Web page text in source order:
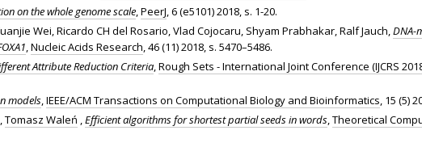
on the whole genome scale PeerJ , 6 (e5101) 2018, s. 1-20.
Wei, Ricardo CH del Rosario, Vlad Cojocaru, Shyam Prabhakar, Ralf Jauch, DNA-
Nucleic Acids Research , 46 (11) 2018, s. 5470–5486.
Attribute Reduction Criteria Rough Sets - International Joint Conference (IJCRS
models IEEE/ACM Transactions on Computational Biology and Bioinformatics , 15 (5)
Tomasz Waleń Efficient algorithms for shortest partial seeds in words Theoretical